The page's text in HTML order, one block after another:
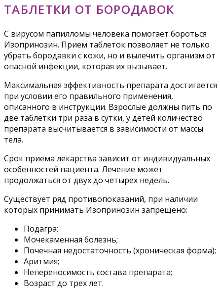
ТАБЛЕТКИ ОТ БОРОДАВОК
С вирусом папилломы человека помогает бороться
Изопринозин. Прием таблеток позволяет не только
убрать бородавки с кожи, но и вылечить организм от
опасной инфекции, которая их вызывает.
Максимальная эффективность препарата достигается
при условии его правильного применения,
описанного в инструкции. Взрослые должны пить по
две таблетки три раза в сутки, у детей количество
препарата высчитывается в зависимости от массы
тела.
Срок приема лекарства зависит от индивидуальных
особенностей пациента. Лечение может
продолжаться от двух до четырех недель.
Существует ряд противопоказаний, при наличии
которых принимать Изопринозин запрещено:
Подагра;
Мочекаменная болезнь;
Почечная недостаточность (хроническая форма);
Аритмия;
Непереносимость состава препарата;
Возраст до трех лет.